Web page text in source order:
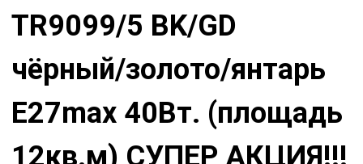
TR9099/5 BK/GD
чёрный/золото/янтарь
Е27max 40Вт. (площадь
12кв.м) СУПЕР АКЦИЯ!!!